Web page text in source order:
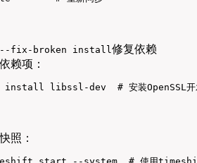
fix-broken install修复依赖
赖项：
install libssl-dev  # 安装OpenSSL开
照：
start --system  # 使用